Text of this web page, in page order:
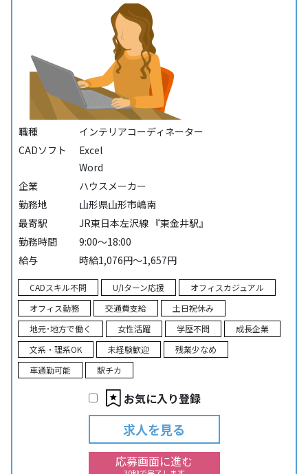
職種
インテリアコーディネーター
CADソフト
Excel
Word
企業
ハウスメーカー
勤務地
山形県山形市嶋南
最寄駅
JR東日本左沢線 『東金井駅』
勤務時間
9:00～18:00
給与
時給1,076円～1,657円
CADスキル不問 U/Iターン応援
オフィスカジュアル
オフィス勤務
交通費支給
土日祝休み
地元･地方で働く
女性活躍 学歴不問
成長企業
文系・理系OK
未経験歓迎
残業少なめ
車通勤可能
駅チカ
お気に入り登録
求人を見る
応募画面に進む